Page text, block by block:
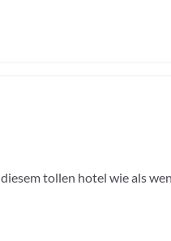
tollen hotel wie als